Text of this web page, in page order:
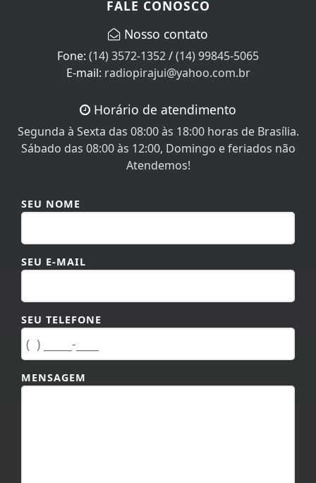
(14) 3572-1352/(14) 99845-5065
E-mail:radiopirajui@yahoo.com.br
Segunda à Sexta das 08:00 às 18:00 horas de Brasília.
Sábado das 08:00 às 12:00, Domingo e feriados não
Atendemos!
SEU E-MAIL
SEU TELEFONE
MENSAGEM